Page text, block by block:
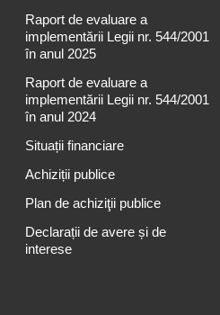
Raport de evaluare a
implementării Legii nr. 544/2001
în anul 2025
Raport de evaluare a
implementării Legii nr. 544/2001
în anul 2024
Situații financiare
Achiziții publice
Plan de achiziţii publice
Declarații de avere și de
interese